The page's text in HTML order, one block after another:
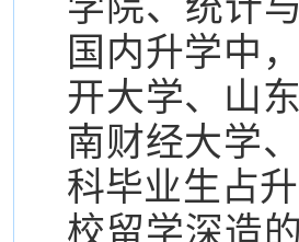
国内升学中
开大学、山
南财经大学
科毕业生占
校留学深造